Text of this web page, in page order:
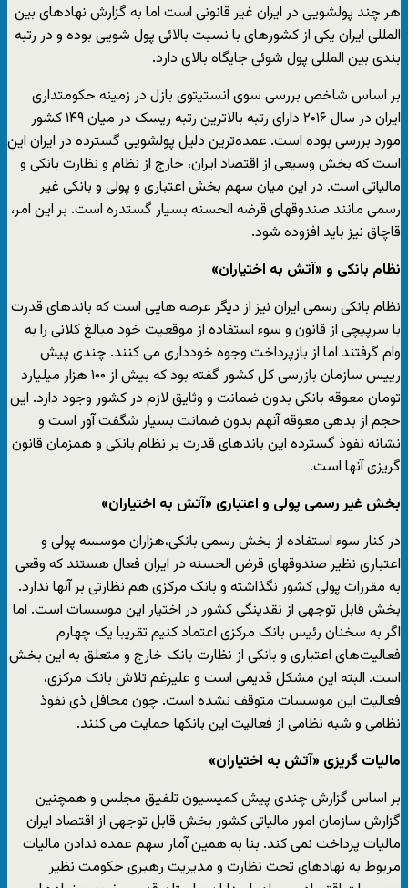
هر چند پولشویی در ایران غیر قانونی است اما به گزارش نهادهای بین
المللی ایران یکی از کشورهای با نسبت بالائی پول شویی بوده و در رتبه
بندی بین المللی پول شوئی جایگاه بالای دارد.
بر اساس شاخص بررسی سوی انستیتوی بازل در زمینه حکومتداری
ایران در سال ۲۰۱۶ دارای رتبه بالاترین رتبه ریسک در میان ۱۴۹ کشور
مورد بررسی بوده است. عمده‌ترین دلیل پولشویی گسترده در ایران این
است که بخش وسیعی از اقتصاد ایران، خارج از نظام و نظارت بانکی و
مالیاتی است. در این میان سهم بخش اعتباری و پولی و بانکی غیر
رسمی مانند صندوقهای قرضه الحسنه بسیار گستدره است. بر این امر،
قاچاق نیز باید افزوده شود.
نظام بانکی و «آتش به اختیاران»
نظام بانکی رسمی ایران نیز از دیگر عرصه هایی است که باندهای قدرت
با سرپیچی از قانون و سوء استفاده از موقعیت خود مبالغ کلانی را به
وام گرفتند اما از بازپرداخت وجوه خودداری می کنند. چندی پیش
رییس سازمان بازرسی کل کشور گفته بود که بیش از ۱۰۰ هزار میلیارد
تومان معوقه بانکی بدون ضمانت و وثایق لازم در کشور وجود دارد. این
حجم از بدهی معوقه آنهم بدون ضمانت بسیار شگفت آور است و
نشانه نفوذ گسترده این باندهای قدرت بر نظام بانکی و همزمان قانون
گریزی آنها است.
بخش غیر رسمی پولی و اعتباری «آتش به اختیاران»
در کنار سوء استفاده از بخش رسمی بانکی،هزاران موسسه پولی و
اعتباری نظیر صندوقهای قرض الحسنه در ایران فعال هستند که وقعی
به مقررات پولی کشور نگذاشته و بانک مرکزی هم نظارتی بر آنها ندارد.
بخش قابل توجهی از نقدینگی کشور در اختیار این موسسات است. اما
اگر به سخنان رئیس بانک مرکزی اعتماد کنیم تقریبا یک چهارم
فعالیت‌های اعتباری و بانکی از نظارت بانک خارج و متعلق به این بخش
است. البته این مشکل قدیمی است و علیرغم تلاش بانک مرکزی،
فعالیت این موسسات متوقف نشده است. چون محافل ذی نفوذ
نظامی و شبه نظامی از فعالیت این بانکها حمایت می کنند.
مالیات گریزی «آتش به اختیاران»
بر اساس گزارش چندی پیش کمیسیون تلفیق مجلس و همچنین
گزارش سازمان امور مالیاتی کشور بخش قابل توجهی از اقتصاد ایران
مالیات پرداخت نمی کند. بنا به همین آمار سهم عمده ندادن مالیات
مربوط به نهادهای تحت نظارت و مدیریت رهبری حکومت نظیر